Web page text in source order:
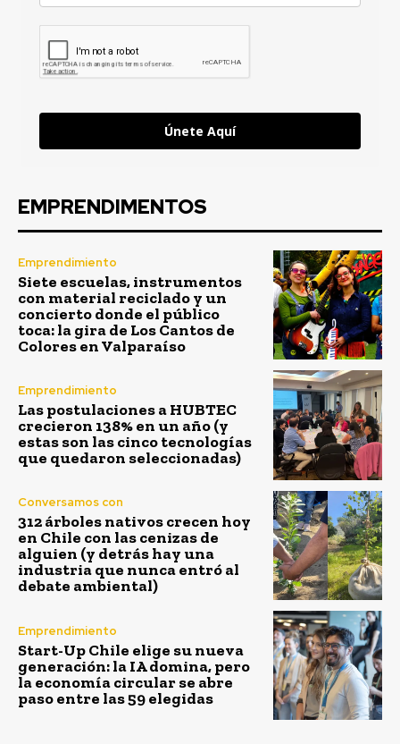
Únete Aquí
EMPRENDIMENTOS
Emprendimiento
Siete escuelas, instrumentos
con material reciclado y un
concierto donde el público
toca: la gira de Los Cantos de
Colores en Valparaíso
Emprendimiento
Las postulaciones a HUBTEC
crecieron 138% en un año (y
estas son las cinco tecnologías
que quedaron seleccionadas)
Conversamos con
312 árboles nativos crecen hoy
en Chile con las cenizas de
alguien (y detrás hay una
industria que nunca entró al
debate ambiental)
Emprendimiento
Start-Up Chile elige su nueva
generación: la IA domina, pero
la economía circular se abre
paso entre las 59 elegidas